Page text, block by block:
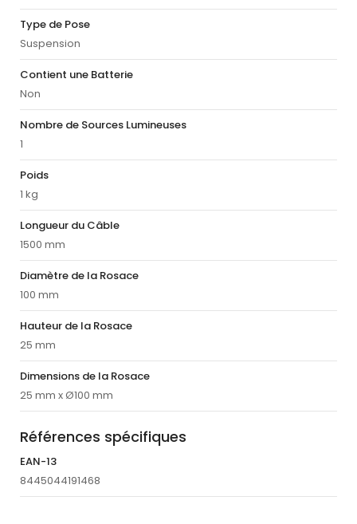
Type de Pose
Suspension
Contient une Batterie
Non
Nombre de Sources Lumineuses
1
Poids
1 kg
Longueur du Câble
1500 mm
Diamètre de la Rosace
100 mm
Hauteur de la Rosace
25 mm
Dimensions de la Rosace
25 mm x Ø100 mm
Références spécifiques
EAN-13
8445044191468